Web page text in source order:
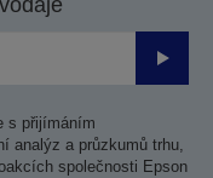
s přijímáním
analýz a průzkumů trhu,
společnosti Epson